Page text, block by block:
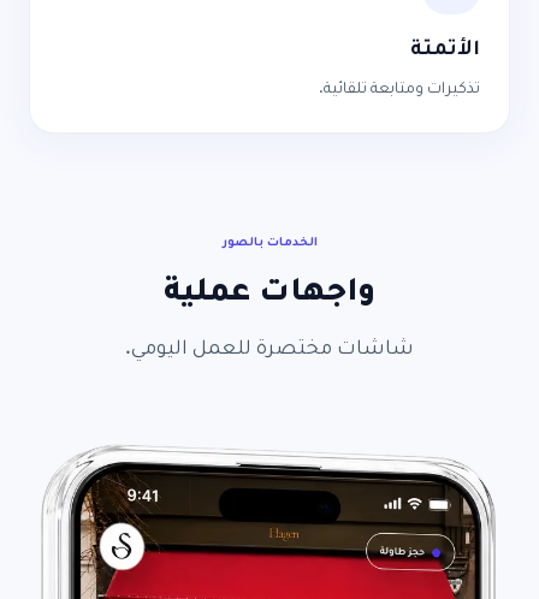
الأتمتة
تذكيرات ومتابعة تلقائية.
الخدمات بالصور
واجهات عملية
شاشات مختصرة للعمل اليومي.